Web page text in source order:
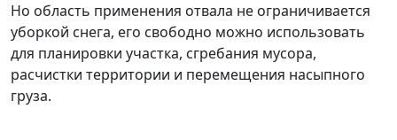
Но область применения отвала не ограничивается
уборкой снега, его свободно можно использовать
для планировки участка, сгребания мусора,
расчистки территории и перемещения насыпного
груза.